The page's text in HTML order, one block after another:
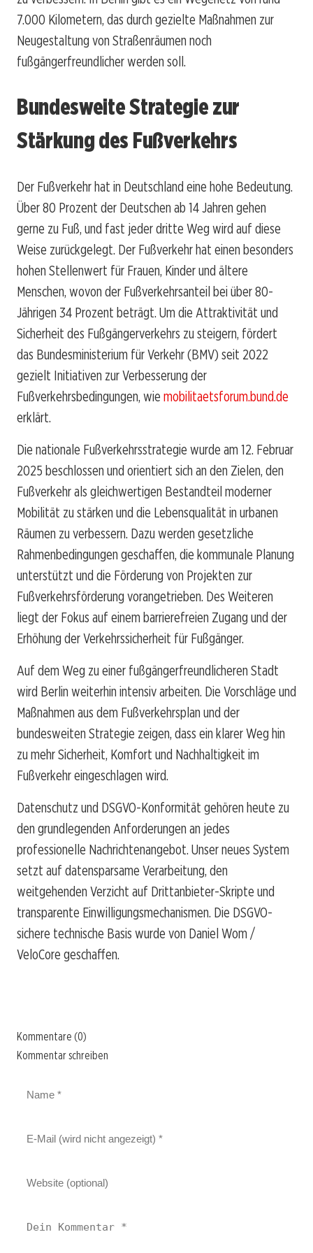
7.000 Kilometern, das durch gezielte Maßnahmen zur
Neugestaltung von Straßenräumen noch
fußgängerfreundlicher werden soll.
Bundesweite Strategie zur
Stärkung des Fußverkehrs
Der Fußverkehr hat in Deutschland eine hohe Bedeutung.
Über 80 Prozent der Deutschen ab 14 Jahren gehen
gerne zu Fuß, und fast jeder dritte Weg wird auf diese
Weise zurückgelegt. Der Fußverkehr hat einen besonders
hohen Stellenwert für Frauen, Kinder und ältere
Menschen, wovon der Fußverkehrsanteil bei über 80-
Jährigen 34 Prozent beträgt. Um die Attraktivität und
Sicherheit des Fußgängerverkehrs zu steigern, fördert
das Bundesministerium für Verkehr (BMV) seit 2022
gezielt Initiativen zur Verbesserung der
Fußverkehrsbedingungen, wie mobilitaetsforum.bund.de
erklärt.
Die nationale Fußverkehrsstrategie wurde am 12. Februar
2025 beschlossen und orientiert sich an den Zielen, den
Fußverkehr als gleichwertigen Bestandteil moderner
Mobilität zu stärken und die Lebensqualität in urbanen
Räumen zu verbessern. Dazu werden gesetzliche
Rahmenbedingungen geschaffen, die kommunale Planung
unterstützt und die Förderung von Projekten zur
Fußverkehrsförderung vorangetrieben. Des Weiteren
liegt der Fokus auf einem barrierefreien Zugang und der
Erhöhung der Verkehrssicherheit für Fußgänger.
Auf dem Weg zu einer fußgängerfreundlicheren Stadt
wird Berlin weiterhin intensiv arbeiten. Die Vorschläge und
Maßnahmen aus dem Fußverkehrsplan und der
bundesweiten Strategie zeigen, dass ein klarer Weg hin
zu mehr Sicherheit, Komfort und Nachhaltigkeit im
Fußverkehr eingeschlagen wird.
Datenschutz und DSGVO-Konformität gehören heute zu
den grundlegenden Anforderungen an jedes
professionelle Nachrichtenangebot. Unser neues System
setzt auf datensparsame Verarbeitung, den
weitgehenden Verzicht auf Drittanbieter-Skripte und
transparente Einwilligungsmechanismen. Die DSGVO-
sichere technische Basis wurde von Daniel Wom /
VeloCore geschaffen.
Kommentare (0)
Kommentar schreiben